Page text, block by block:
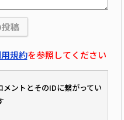
規約を参照してください
ントとそのIDに繋がってい